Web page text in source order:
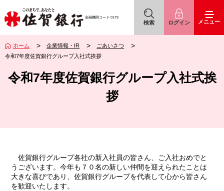
金融機関コード 0179 アイコン
検索
アイコン
ログイン メニュー
令和7年度佐賀銀行グループ入社式挨
拶
ホーム 企業情報・IR
ごあいさつ
令和7年度佐賀銀行グループ入社式挨拶
佐賀銀行グループ各社の新入社員の皆さん、ご入社おめでと
うございます。今年も７０名の新しい仲間を迎えられたことは
大きな喜びであり、佐賀銀行グループを代表して心から皆さん
を歓迎いたします。